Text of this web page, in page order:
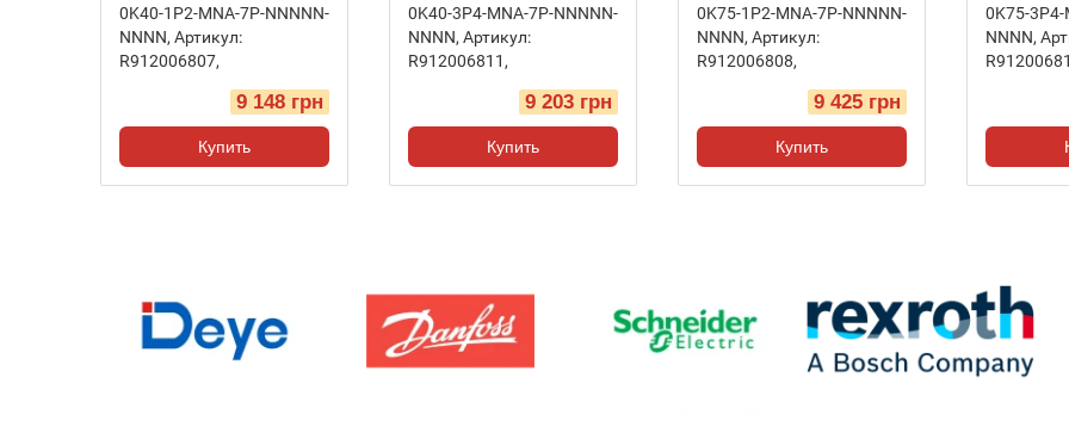
0K40-1P2-MNA-7P-NNNNN-
NNNN,Артикул:
R912006807,
9 148 грн
Купить
0K40-3P4-MNA-7P-NNNNN-
NNNN,Артикул:
R912006811 ,
9 203 грн
Купить
0K75-1P2-MNA-7P-NNNNN-
NNNN,Артикул:
R912006808,
9 425 грн
Купить
0K75-3P4-
NNNN,